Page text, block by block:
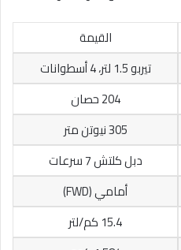
القيمة
تيربو 1.5 لتر، 4 أسطوانات
204 حصان
305 نيوتن متر
دبل كلتش 7 سرعات
أمامي (FWD)
15.4 كم/لتر